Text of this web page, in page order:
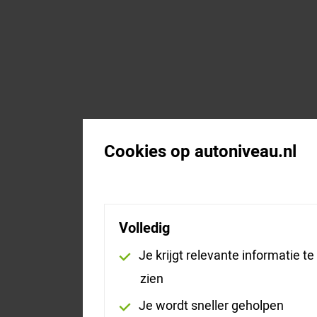
Cookies op autoniveau.nl
Volledig
Je krijgt relevante informatie te
zien
Je wordt sneller geholpen